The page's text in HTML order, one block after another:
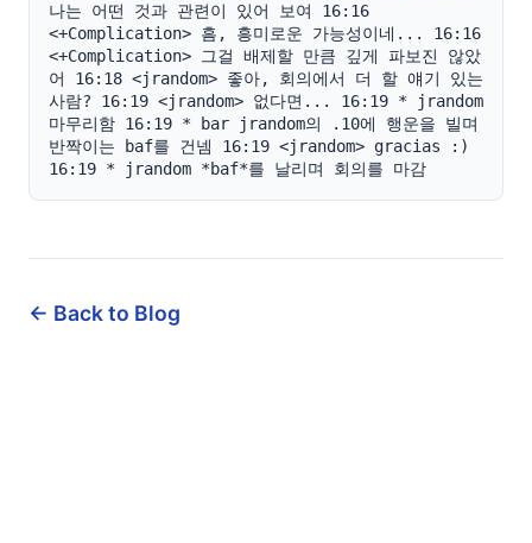
나는 어떤 것과 관련이 있어 보여 16:16
<+Complication> 흠, 흥미로운 가능성이네... 16:16
<+Complication> 그걸 배제할 만큼 깊게 파보진 않았
어 16:18 <jrandom> 좋아, 회의에서 더 할 얘기 있는
사람? 16:19 <jrandom> 없다면... 16:19 * jrandom
마무리함 16:19 * bar jrandom의 .10에 행운을 빌며
반짝이는 baf를 건넴 16:19 <jrandom> gracias :)
16:19 * jrandom *baf*를 날리며 회의를 마감
← Back to Blog